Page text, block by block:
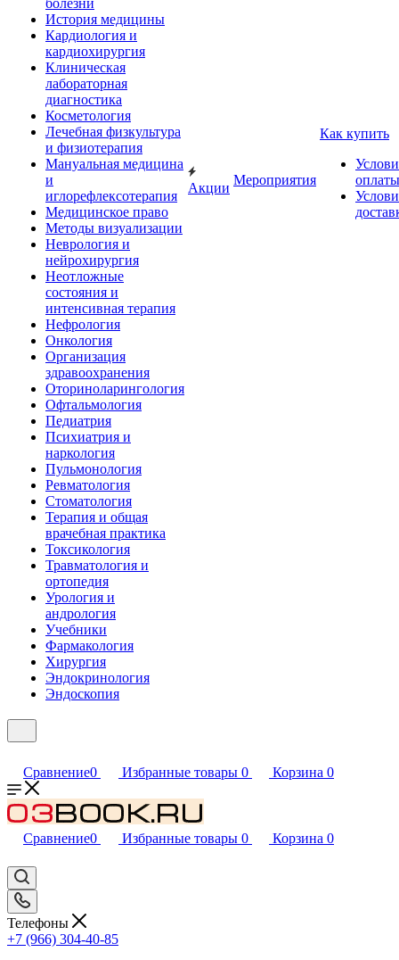
болезни
История медицины
Кардиология и
кардиохирургия
Клиническая
лабораторная
диагностика
Косметология
Лечебная физкультура
и физиотерапия
Мануальная медицина
и
иглорефлексотерапия
Медицинское право
Методы визуализации
Неврология и
нейрохирургия
Неотложные
состояния и
интенсивная терапия
Нефрология
Онкология
Организация
здравоохранения
Оториноларингология
Офтальмология
Педиатрия
Психиатрия и
наркология
Пульмонология
Ревматология
Стоматология
Терапия и общая
врачебная практика
Токсикология
Травматология и
ортопедия
Урология и
андрология
Учебники
Фармакология
Хирургия
Эндокринология
Эндоскопия
Акции
Мероприятия
Как купить
оплаты
Сравнение0 Избранные товары 0 Корзина 0
Сравнение0 Избранные товары 0 Корзина 0
Телефоны
+7 (966) 304-40-85